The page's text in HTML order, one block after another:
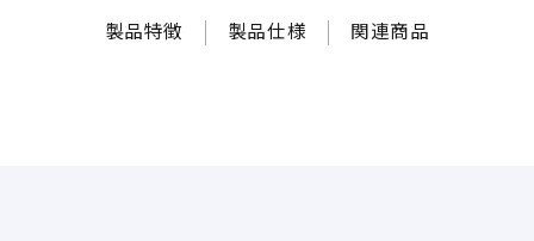
製品特徴 製品仕様 関連商品